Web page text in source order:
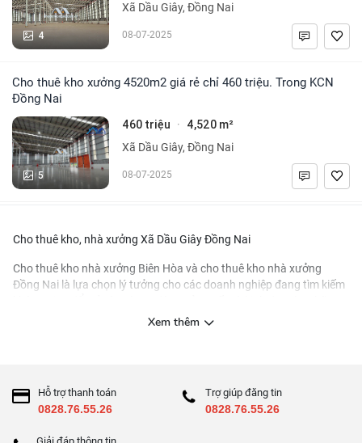
4
Xã Dầu Giây, Đồng Nai
08-07-2025
Cho thuê kho xưởng 4520m2 giá rẻ chỉ 460 triệu. Trong KCN
Đồng Nai
5
460 triệu · 4,520 m²
Xã Dầu Giây, Đồng Nai
08-07-2025
Cho thuê kho, nhà xưởng Xã Dầu Giây Đồng Nai
Cho thuê kho nhà xưởng Biên Hòa và cho thuê kho nhà xưởng
Đồng Nai là lựa chọn lý tưởng cho các doanh nghiệp đang tìm kiếm
khu vực này được biết đến với vị trí địa lý thuận lợi và hệ thống hạ
doanh nghiệp có thể dễ dàng tìm thấy nhiều lựa chọn về kho, nhà
xưởng với các mức diện tích và giá cả đa dạng, cùng với nhiều tiện
Xem thêm
Hỗ trợ thanh toán
0828.76.55.26
Trợ giúp đăng tin
0828.76.55.26